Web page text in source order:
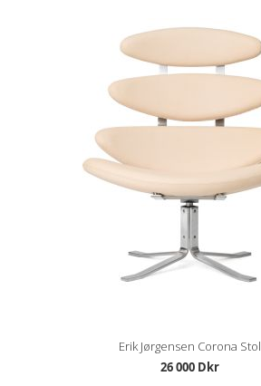
Erik Jørgensen Corona Stol
26 000 Dkr